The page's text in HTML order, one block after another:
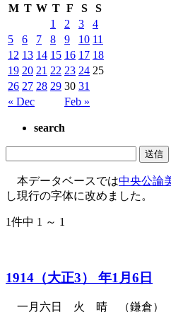
M T W T F S S
« Dec Feb »
1 2 3
4
5
6 7 8 9 10 11
12 13 14 15 16 17 18
19 20 21 22 23 24 25
26 27 28 29 30 31
search
本データベースでは中央公論
し現行の字体に改めました。
1件中 1 ～ 1
1914（大正3） 年1月6日
一月六日 火 晴 （鎌倉） 研